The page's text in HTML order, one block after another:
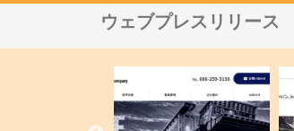
ウェブプレスリリース